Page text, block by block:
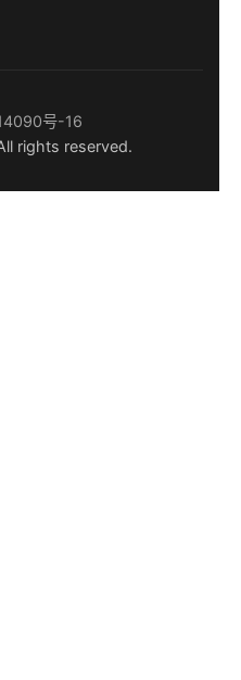
号-16
rights reserved.